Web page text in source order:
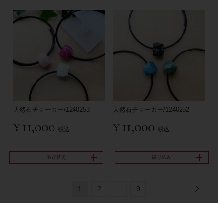
天然石チョーカー/1240253-
¥ 11,000 税込
天然石チョーカー/1240252-
¥ 11,000 税込
並び替え 絞り込み
1 2 … 9